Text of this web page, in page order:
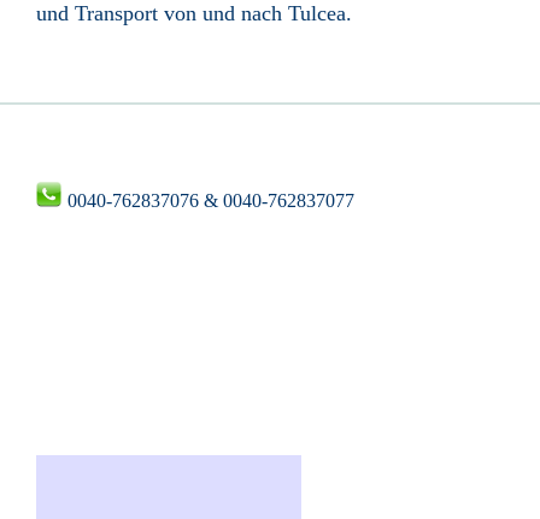
und Transport von und nach Tulcea.
0040-762837076 & 0040-762837077